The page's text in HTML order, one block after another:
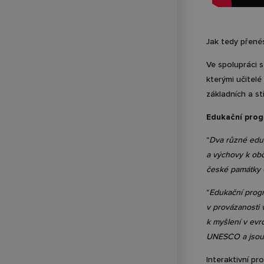
Jak tedy
Ve spolupráci
kterými učitelé
základních a
Edukační
"Dva různé
a výchovy k
české památky
"Edukační
v provázanosti
k myšlení v
UNESCO a
Interaktivní